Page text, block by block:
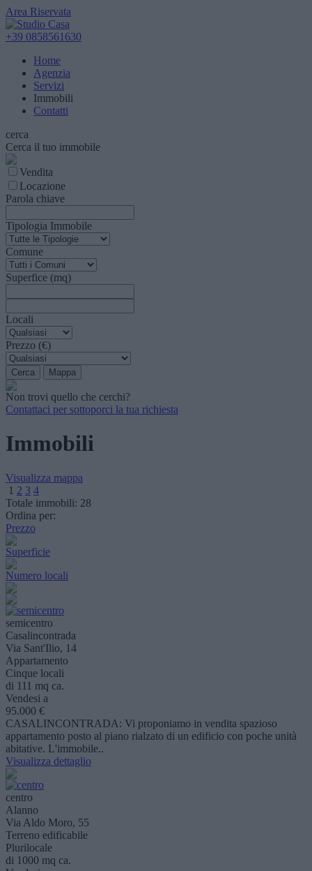
Area Riservata
+39 0858561630
Home
Agenzia
Servizi
Immobili
Contatti
cerca
Cerca il tuo immobile
Vendita
Locazione
Parola chiave
Tipologia Immobile
Comune
Superfice (mq)
Locali
Prezzo (€)
Non trovi quello che cerchi?
Contattaci per sottoporci la tua richiesta
Immobili
Visualizza mappa
1 2 3 4
Totale immobili: 28
Ordina per:
Prezzo
Superficie
Numero locali
semicentro
Casalincontrada
Via Sant'Ilio, 14
Appartamento
Cinque locali
di 111 mq ca.
Vendesi a
95.000 €
CASALINCONTRADA: Vi proponiamo in vendita spazioso
appartamento posto al piano rialzato di un edificio con poche unità
abitative. L'immobile..
Visualizza dettaglio
centro
Alanno
Via Aldo Moro, 55
Terreno edificabile
Plurilocale
di 1000 mq ca.